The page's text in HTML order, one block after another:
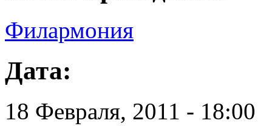
Филармония
Дата:
18 Февраля, 2011 - 18:00